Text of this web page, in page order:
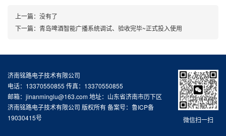
上一篇： 没有了
下一篇： 青岛啤酒智能广播系统调试、验收完毕~正式投入使用
微信扫一扫
济南铭路电子技术有限公司
电话：13370550855 传真：13370550855
邮箱：jinanminglu@163.com 地址：山东省济南市历下区
济南铭路电子技术有限公司 版权所有 备案号： 鲁ICP备
19030415号